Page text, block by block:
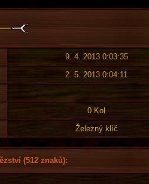
9. 4. 2013 0:03:35
2. 5. 2013 0:04:11
0 Kol
Železný klíč
(512 znaků):